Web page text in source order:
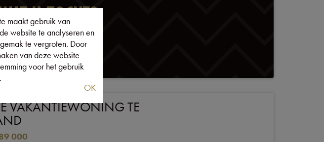
U ZOCHT?
IN
VAKANTIEWONING TE
000
maakt gebruik van
website te analyseren en
te vergroten. Door
van deze website
voor het gebruik
OK